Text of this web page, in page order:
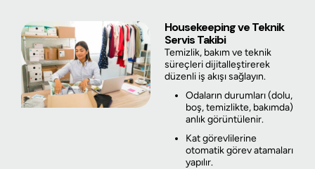
Housekeeping ve Teknik
Servis Takibi
Temizlik, bakım ve teknik
süreçleri dijitalleştirerek
düzenli iş akışı sağlayın.
Odaların durumları (dolu,
boş, temizlikte, bakımda)
anlık görüntülenir.
Kat görevlilerine
otomatik görev atamaları
yapılır.